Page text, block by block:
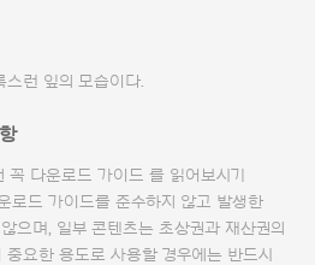
런 잎의 모습이다.
꼭 다운로드 가이드 를 읽어보시기
로드 가이드를 준수하지 않고 발생한
으며, 일부 콘텐츠는 초상권과 재산권의
요한 용도로 사용할 경우에는 반드시